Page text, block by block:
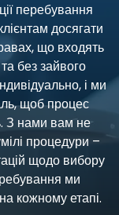
перебування
досягати
що входять
без зайвого
і ми
щоб процес
З нами вам не
процедури –
щодо вибору
ми
кожному етапі.